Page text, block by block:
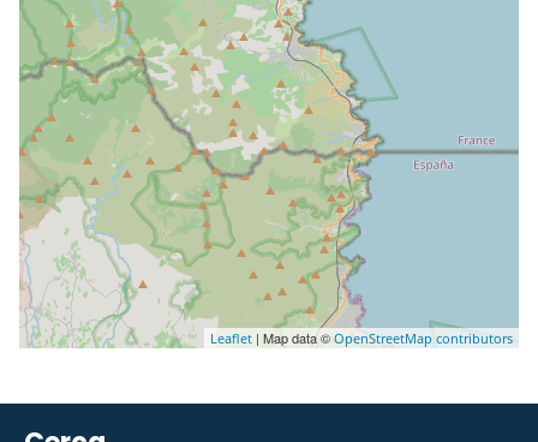
Leaflet | Map data © OpenStreetMap contributors